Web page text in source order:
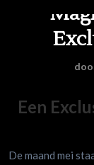
Een
De maand mei